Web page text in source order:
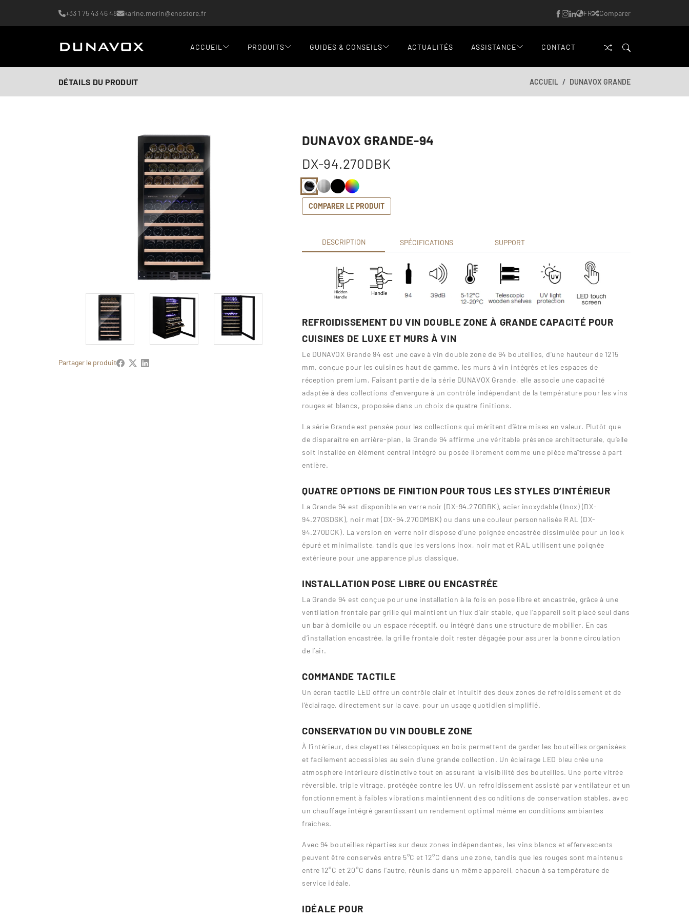
+33 1 75 43 46 48 karine.morin@enostore.fr FR Comparer
ACCUEIL PRODUITS GUIDES & CONSEILS ACTUALITÉS ASSISTANCE CONTACT
DÉTAILS DU PRODUIT ACCUEIL DUNAVOX GRANDE
Partager le produit
DUNAVOX GRANDE-94
DX-94.270DBK
COMPARER LE PRODUIT
DESCRIPTION SPÉCIFICATIONS SUPPORT
REFROIDISSEMENT DU VIN DOUBLE ZONE À GRANDE CAPACITÉ POUR
CUISINES DE LUXE ET MURS À VIN
Le DUNAVOX Grande 94 est une cave à vin double zone de 94 bouteilles, d’une hauteur de 1215
mm, conçue pour les cuisines haut de gamme, les murs à vin intégrés et les espaces de
réception premium. Faisant partie de la série DUNAVOX Grande, elle associe une capacité
adaptée à des collections d’envergure à un contrôle indépendant de la température pour les vins
rouges et blancs, proposée dans un choix de quatre finitions.
La série Grande est pensée pour les collections qui méritent d’être mises en valeur. Plutôt que
de disparaître en arrière-plan, la Grande 94 affirme une véritable présence architecturale, qu’elle
soit installée en élément central intégré ou posée librement comme une pièce maîtresse à part
entière.
QUATRE OPTIONS DE FINITION POUR TOUS LES STYLES D’INTÉRIEUR
La Grande 94 est disponible en verre noir (DX-94.270DBK), acier inoxydable (Inox) (DX-
94.270SDSK), noir mat (DX-94.270DMBK) ou dans une couleur personnalisée RAL (DX-
94.270DCK). La version en verre noir dispose d’une poignée encastrée dissimulée pour un look
épuré et minimaliste, tandis que les versions inox, noir mat et RAL utilisent une poignée
extérieure pour une apparence plus classique.
INSTALLATION POSE LIBRE OU ENCASTRÉE
La Grande 94 est conçue pour une installation à la fois en pose libre et encastrée, grâce à une
ventilation frontale par grille qui maintient un flux d’air stable, que l’appareil soit placé seul dans
un bar à domicile ou un espace réceptif, ou intégré dans une structure de mobilier. En cas
d’installation encastrée, la grille frontale doit rester dégagée pour assurer la bonne circulation
de l’air.
COMMANDE TACTILE
Un écran tactile LED offre un contrôle clair et intuitif des deux zones de refroidissement et de
l’éclairage, directement sur la cave, pour un usage quotidien simplifié.
CONSERVATION DU VIN DOUBLE ZONE
À l’intérieur, des clayettes télescopiques en bois permettent de garder les bouteilles organisées
et facilement accessibles au sein d’une grande collection. Un éclairage LED bleu crée une
atmosphère intérieure distinctive tout en assurant la visibilité des bouteilles. Une porte vitrée
réversible, triple vitrage, protégée contre les UV, un refroidissement assisté par ventilateur et un
fonctionnement à faibles vibrations maintiennent des conditions de conservation stables, avec
un chauffage intégré garantissant un rendement optimal même en conditions ambiantes
fraîches.
Avec 94 bouteilles réparties sur deux zones indépendantes, les vins blancs et effervescents
peuvent être conservés entre 5°C et 12°C dans une zone, tandis que les rouges sont maintenus
entre 12°C et 20°C dans l’autre, réunis dans un même appareil, chacun à sa température de
service idéale.
IDÉALE POUR